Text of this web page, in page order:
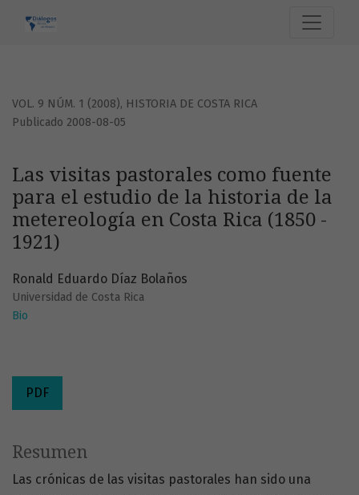
VOL. 9 NÚM. 1 (2008), HISTORIA DE COSTA RICA
Las visitas pastorales como fuente
para el estudio de la historia de la
metereología en Costa Rica (1850 -
1921)
Publicado 2008-08-05
Ronald Eduardo Díaz Bolaños
Universidad de Costa Rica
Bio
PDF
Resumen
Las crónicas de las visitas pastorales han sido una